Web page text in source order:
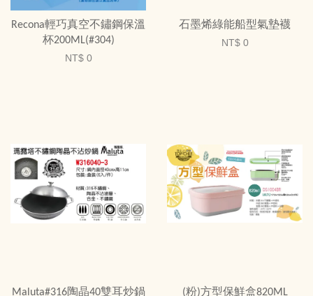
Recona輕巧真空不鏽鋼保溫
杯200ML(#304)
NT$ 0
石墨烯綠能船型氣墊襪
NT$ 0
Maluta#316陶晶40雙耳炒鍋 (粉)方型保鮮盒820ML